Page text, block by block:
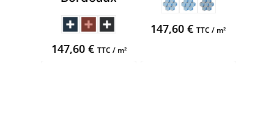
147,60 € TTC / m²
147,60€ TTC / m²